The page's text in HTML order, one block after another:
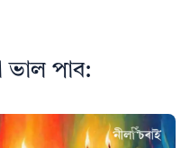
পাব: